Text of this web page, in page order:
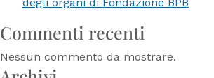
Commenti recenti
Nessun commento da mostrare.